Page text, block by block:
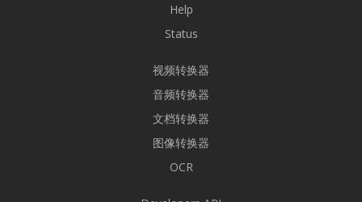
Help
Status
视频转换器
音频转换器
文档转换器
图像转换器
OCR